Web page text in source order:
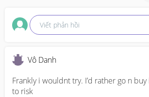
Viết phản hồi
Vô Danh
Frankly i wouldnt try. I’d rather go n
to risk